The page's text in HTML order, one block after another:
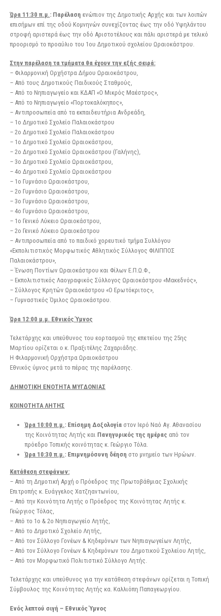
Ώρα 11:30 π.μ.: Παρέλαση ενώπιον της Δημοτικής Αρχής και των λοιπών
επισήμων επί της οδού Κομνηνών συνεχίζοντας έως την οδό Υψηλάντου
στροφή αριστερά έως την οδό Αριστοτέλους και πάλι αριστερά με τελικό
προορισμό το προαύλιο του 1ου Δημοτικού σχολείου Ωραιοκάστρου.
Στην παρέλαση τα τμήματα θα έχουν την εξής σειρά:
– Φιλαρμονική Ορχήστρα Δήμου Ωραιοκάστρου,
– Από τους Δημοτικούς Παιδικούς Σταθμούς,
– Από το Νηπιαγωγείο και ΚΔΑΠ «Ο Μικρός Μαέστρος»,
– Από το Νηπιαγωγείο «Πορτοκαλόκηπος»,
– Αντιπροσωπεία από τα εκπαιδευτήρια Ανδρεάδη,
– 1ο Δημοτικό Σχολείο Παλαιοκάστρου
– 2ο Δημοτικό Σχολείο Παλαιοκάστρου
– 1ο Δημοτικό Σχολείο Ωραιοκάστρου,
– 2ο Δημοτικό Σχολείο Ωραιοκάστρου (Γαλήνης),
– 3ο Δημοτικό Σχολείο Ωραιοκάστρου,
– 4ο Δημοτικό Σχολείο Ωραιοκάστρου
– 1ο Γυμνάσιο Ωραιοκάστρου,
– 2ο Γυμνάσιο Ωραιοκάστρου,
– 3ο Γυμνάσιο Ωραιοκάστρου,
– 4ο Γυμνάσιο Ωραιοκάστρου,
– 1ο Γενικό Λύκειο Ωραιοκάστρου,
– 2ο Γενικό Λύκειο Ωραιοκάστρου
– Αντιπροσωπεία από το παιδικό χορευτικό τμήμα Συλλόγου
«Εκπολιτιστικός Μορφωτικός Αθλητικός Σύλλογος ΦΙΛΙΠΠΟΣ
Παλαιοκάστρου»,
– Ένωση Ποντίων Ωραιοκάστρου και Φίλων Ε.Π.Ω.Φ.,
– Εκπολιτιστικός Λαογραφικός Σύλλογος Ωραιοκάστρου «Μακεδνός»,
– Σύλλογος Κρητών Ωραιοκάστρου «Ο Ερωτόκριτος»,
– Γυμναστικός Όμιλος Ωραιοκάστρου.
Ώρα 12:00 μ.μ. Εθνικός Ύμνος
Τελετάρχης και υπεύθυνος του εορτασμού της επετείου της 25ης
Μαρτίου ορίζεται ο κ. Πραξιτέλης Ζαχαριάδης.
Η Φιλαρμονική Ορχήστρα Ωραιοκάστρου
Εθνικός ύμνος μετά το πέρας της παρέλασης.
ΔΗΜΟΤΙΚΗ ΕΝΟΤΗΤΑ ΜΥΓΔΟΝΙΑΣ
ΚΟΙΝΟΤΗΤΑ ΛΗΤΗΣ
Ώρα 10:00 π.μ.: Επίσημη Δοξολογίαστον Ιερό Ναό Αγ. Αθανασίου
της Κοινότητας Λητής και Πανηγυρικός της ημέρας από τον
πρόεδρο Τοπικής κοινότητας κ. Γεώργιο Τόλα.
Ώρα 10:30 π.μ.: Επιμνημόσυνη δέηση στο μνημείο των Ηρώων.
Κατάθεση στεφάνων:
– Από τη Δημοτική Αρχή ο Πρόεδρος της Πρωτοβάθμιας Σχολικής
Επιτροπής κ. Ευάγγελος Χατζηαντωνίου,
– Από την Κοινότητα Λητής ο Πρόεδρος της Κοινότητας Λητής κ.
Γεώργιος Τόλας,
– Από το 1ο & 2ο Νηπιαγωγείο Λητής,
– Από το Δημοτικό Σχολείο Λητής,
– Από τον Σύλλογο Γονέων & Κηδεμόνων των Νηπιαγωγείων Λητής,
– Από τον Σύλλογο Γονέων & Κηδεμόνων του Δημοτικού Σχολείου Λητής,
– Από τον Μορφωτικό Πολιτιστικό Σύλλογο Λητής.
Τελετάρχης και υπεύθυνος για την κατάθεση στεφάνων ορίζεται η Τοπική
Σύμβουλος της Κοινότητας Λητής κα. Καλλιόπη Παπαγεωργίου.
Ενός λεπτού σιγή – Εθνικός Ύμνος